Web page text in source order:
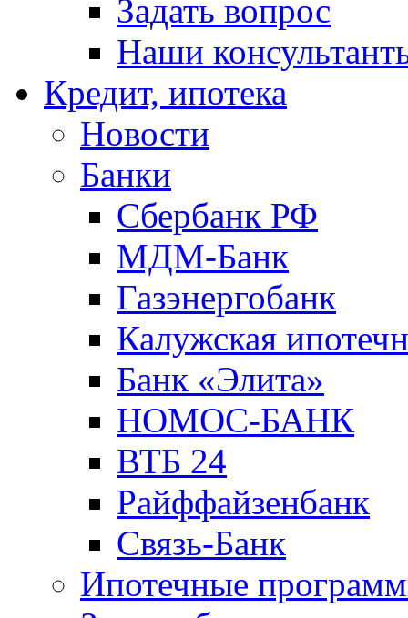
Задать вопрос
Наши
Кредит, ипотека
Новости
Банки
Сбербанк РФ
МДМ-Банк
Газэнергобанк
Калужская
Банк «Элита»
НОМОС-БАНК
ВТБ 24
Райффайзенбанк
Связь-Банк
Ипотечные